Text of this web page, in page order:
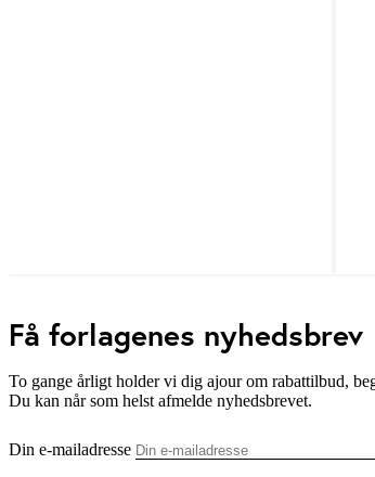
Få forlagenes nyhedsbrev
To gange årligt holder vi dig ajour om rabattilbud,
Du kan når som helst afmelde nyhedsbrevet.
Din e-mailadresse